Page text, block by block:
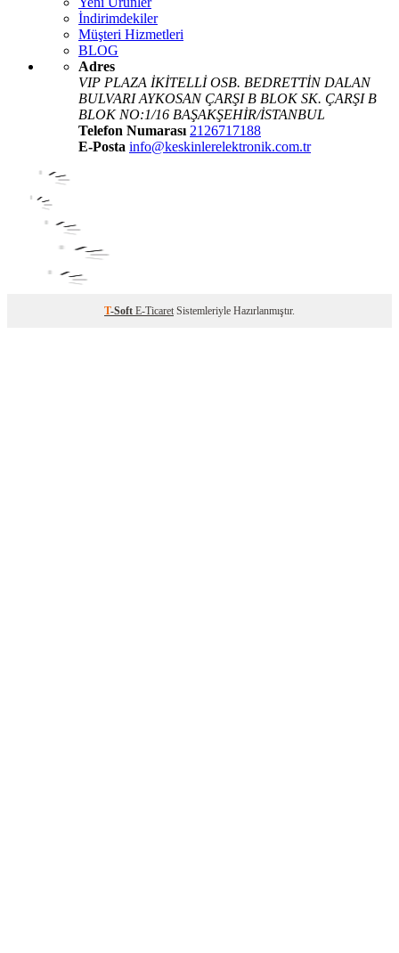
İndirimdekiler
Müşteri Hizmetleri
BLOG
Adres
VIP PLAZA İKİTELLİ OSB. BEDRETTİN DALAN
BULVARI AYKOSAN ÇARŞI B BLOK SK. ÇARŞI B
BLOK NO:1/16 BAŞAKŞEHİR/İSTANBUL
Telefon Numarası 2126717188
E-Posta info@keskinlerelektronik.com.tr
T-Soft E-Ticaret Sistemleriyle Hazırlanmıştır.